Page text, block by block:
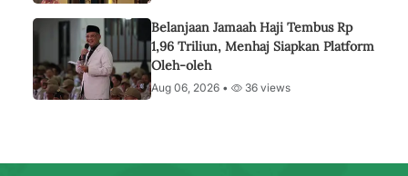
Belanjaan Jamaah Haji Tembus Rp
1,96 Triliun, Menhaj Siapkan Platform
Oleh-oleh
Aug 06, 2026 • 36 views